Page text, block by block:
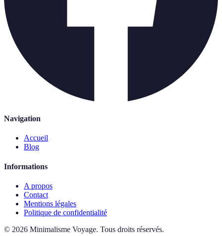
Navigation
Accueil
Blog
Informations
A propos
Contact
Mentions légales
Politique de confidentialité
© 2026 Minimalisme Voyage. Tous droits réservés.